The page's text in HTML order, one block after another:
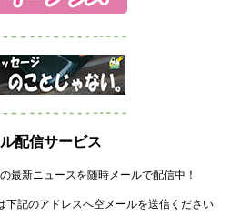
配信サービス
最新ニュースを随時メールで配信中！
下記のアドレスへ空メールを送信ください